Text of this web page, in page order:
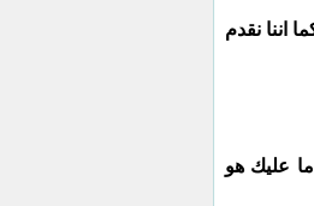
اننا نقدم
عليك هو